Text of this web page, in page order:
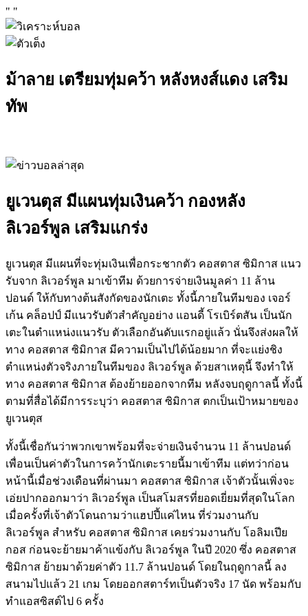
" "
ม้าลาย เตรียมทุ่มคว้า หลังหงส์แดง เสริม
ทัพ
ยูเวนตุส มีแผนทุ่มเงินคว้า กองหลัง
ลิเวอร์พูล เสริมแกร่ง
ยูเวนตุส มีแผนที่จะทุ่มเงินเพื่อกระชากตัว คอสตาส ซิมิกาส แนว
รับจาก ลิเวอร์พูล มาเข้าทีม ด้วยการจ่ายเงินมูลค่า 11 ล้าน
ปอนด์ ให้กับทางต้นสังกัดของนักเตะ ทั้งนี้ภายในทีมของ เจอร์
เก้น คล็อปป์ มีแนวรับตัวสำคัญอย่าง แอนดี้ โรเบิร์ตสัน เป็นนัก
เตะในตำแหน่งแนวรับ ตัวเลือกอันดับแรกอยู่แล้ว นั่นจึงส่งผลให้
ทาง คอสตาส ซิมิกาส มีความเป็นไปได้น้อยมาก ที่จะแย่งชิง
ตำแหน่งตัวจริงภายในทีมของ ลิเวอร์พูล ด้วยสาเหตุนี้ จึงทำให้
ทาง คอสตาส ซิมิกาส ต้องย้ายออกจากทีม หลังจบฤดูกาลนี้ ทั้งนี้
ตามที่สื่อได้มีการระบุว่า คอสตาส ซิมิกาส ตกเป็นเป้าหมายของ
ยูเวนตุส
ทั้งนี้เชื่อกันว่าพวกเขาพร้อมที่จะจ่ายเงินจำนวน 11 ล้านปอนด์
เพื่อนเป็นค่าตัวในการคว้านักเตะรายนี้มาเข้าทีม แต่ทว่าก่อน
หน้านี้เมื่อช่วงเดือนที่ผ่านมา คอสตาส ซิมิกาส เจ้าตัวนั้นเพิ่งจะ
เอ่ยปากออกมาว่า ลิเวอร์พูล เป็นสโมสรที่ยอดเยี่ยมที่สุดในโลก
เมื่อครั้งที่เจ้าตัวโดนถามว่าแฮปปี้แค่ไหน ที่ร่วมงานกับ
ลิเวอร์พูล สำหรับ คอสตาส ซิมิกาส เคยร่วมงานกับ โอลิมเปีย
กอส ก่อนจะย้ายมาค้าแข้งกับ ลิเวอร์พูล ในปี 2020 ซึ่ง คอสตาส
ซิมิกาส ย้ายมาด้วยค่าตัว 11.7 ล้านปอนด์ โดยในฤดูกาลนี้ ลง
สนามไปแล้ว 21 เกม โดยออกสตาร์ทเป็นตัวจริง 17 นัด พร้อมกับ
ทำแอสซิสต์ไป 6 ครั้ง